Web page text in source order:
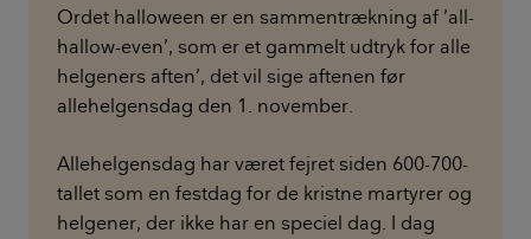
Ordet halloween er en sammentrækning af ’all-
hallow-even’, som er et gammelt udtryk for alle
helgeners aften’, det vil sige aftenen før
allehelgensdag den 1. november.
Allehelgensdag har været fejret siden 600-700-
tallet som en festdag for de kristne martyrer og
helgener, der ikke har en speciel dag. I dag